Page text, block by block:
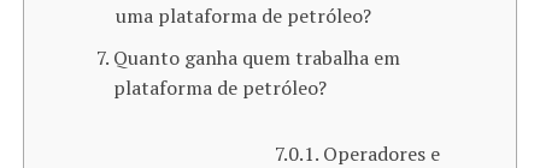
uma plataforma de petróleo?
Quanto ganha quem trabalha em
plataforma de petróleo?
Operadores e